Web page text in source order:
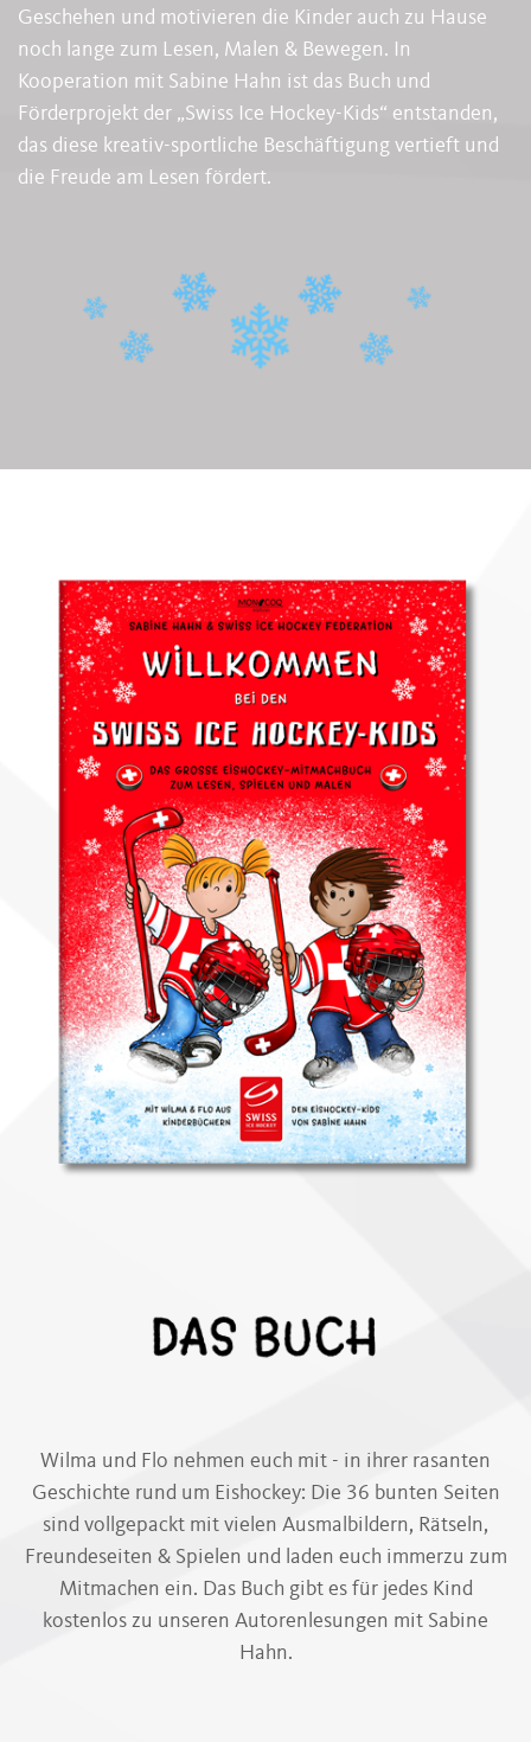
Geschehen und motivieren die Kinder auch zu Hause
noch lange zum Lesen, Malen & Bewegen. In
Kooperation mit Sabine Hahn ist das Buch und
Förderprojekt der „Swiss Ice Hockey-Kids“ entstanden,
das diese kreativ-sportliche Beschäftigung vertieft und
die Freude am Lesen fördert.
Wilma und Flo nehmen euch mit - in ihrer rasanten
Geschichte rund um Eishockey: Die 36 bunten Seiten
sind vollgepackt mit vielen Ausmalbildern, Rätseln,
Freundeseiten & Spielen und laden euch immerzu zum
Mitmachen ein. Das Buch gibt es für jedes Kind
kostenlos zu unseren Autorenlesungen mit Sabine
Hahn.